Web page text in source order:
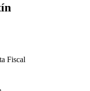
Fiscal